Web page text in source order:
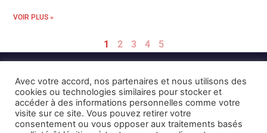
VOIR PLUS »
1 2 3 4 5
Mentions Légales et CGU Crédits
Avec votre accord, nos partenaires et nous utilisons des
cookies ou technologies similaires pour stocker et
accéder à des informations personnelles comme votre
visite sur ce site. Vous pouvez retirer votre
consentement ou vous opposer aux traitements basés